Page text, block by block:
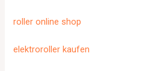
roller online shop
elektroroller kaufen